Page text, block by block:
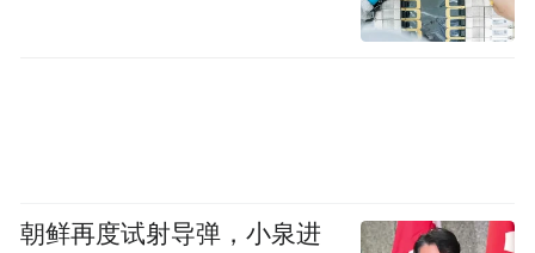
朝鲜再度试射导弹，小泉进